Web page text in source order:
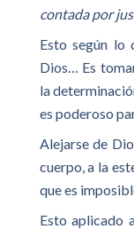
contada por
Esto según lo
Dios… Es
la
es poderoso
Alejarse de
cuerpo, a la
que es
Esto aplicado